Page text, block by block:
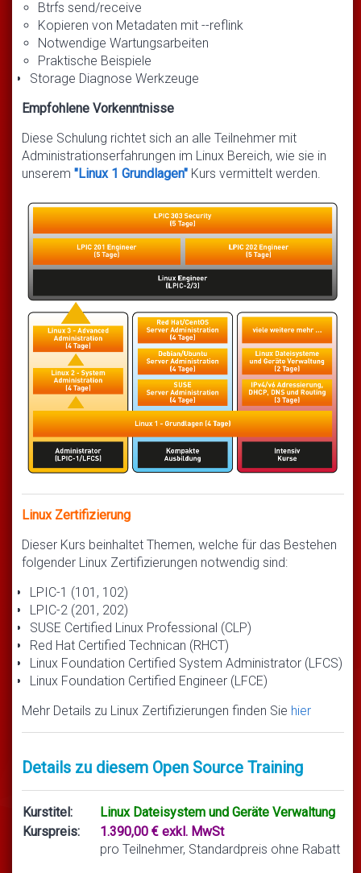
Btrfs send/receive
Kopieren von Metadaten mit --reflink
Notwendige Wartungsarbeiten
Praktische Beispiele
Storage Diagnose Werkzeuge
Empfohlene Vorkenntnisse
Diese Schulung richtet sich an alle Teilnehmer mit
Administrationserfahrungen im Linux Bereich, wie sie in
unserem "Linux 1 Grundlagen" Kurs vermittelt werden.
Linux Zertifizierung
Dieser Kurs beinhaltet Themen, welche für das Bestehen
folgender Linux Zertifizierungen notwendig sind:
LPIC-1 (101, 102)
LPIC-2 (201, 202)
SUSE Certified Linux Professional (CLP)
Red Hat Certified Technican (RHCT)
Linux Foundation Certified System Administrator (LFCS)
Linux Foundation Certified Engineer (LFCE)
Mehr Details zu Linux Zertifizierungen finden Sie hier
Details zu diesem Open Source Training
Kurstitel:
Linux Dateisystem und Geräte Verwaltung
Kurspreis:
1.390,00 € exkl. MwSt
pro Teilnehmer, Standardpreis ohne Rabatt